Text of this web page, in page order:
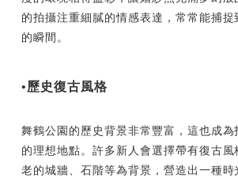
的拍攝注重細膩的情感表達，常常能捕捉
的瞬間。
•歷史復古風格
舞鶴公園的歷史背景非常豐富，這也成為
的理想地點。許多新人會選擇帶有復古風
老的城牆、石階等為背景，營造出一種時